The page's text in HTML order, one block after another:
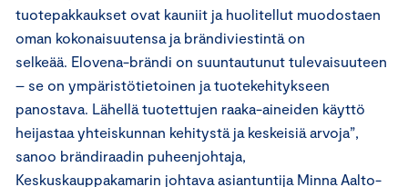
tuotepakkaukset ovat kauniit ja huolitellut muodostaen
oman kokonaisuutensa ja brändiviestintä on
selkeää. Elovena-brändi on suuntautunut tulevaisuuteen
– se on ympäristötietoinen ja tuotekehitykseen
panostava. Lähellä tuotettujen raaka-aineiden käyttö
heijastaa yhteiskunnan kehitystä ja keskeisiä arvoja”,
sanoo brändiraadin puheenjohtaja,
Keskuskauppakamarin johtava asiantuntija Minna Aalto-